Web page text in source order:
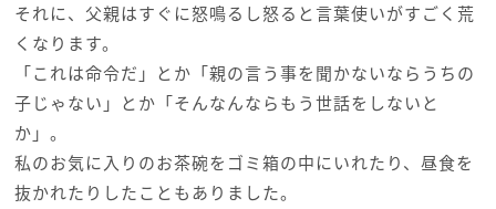
それに、父親はすぐに怒鳴るし怒ると言葉使いがすごく荒
くなります。
「これは命令だ」とか「親の言う事を聞かないならうちの
子じゃない」とか「そんなんならもう世話をしないと
か」。
私のお気に入りのお茶碗をゴミ箱の中にいれたり、昼食を
抜かれたりしたこともありました。